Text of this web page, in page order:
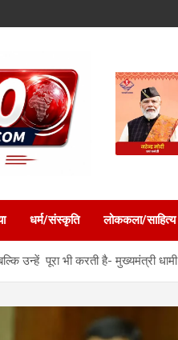
धर्म/संस्कृति लोककला/साहित्य
उन्हें पूरा भी करती है- मुख्यमंत्री धामी